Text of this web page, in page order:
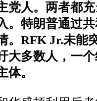
党人。两者都
。特朗普通过
。RFK Jr.未能
大多数人，一
体。